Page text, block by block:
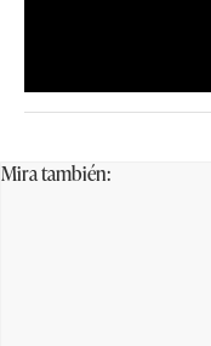
Mira también: